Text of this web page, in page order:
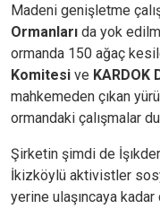
Madeni genişletme
Ormanları da yok
ormanda 150 ağaç
Komitesi ve KARDOK
mahkemeden çıkan
ormandaki çalışmalar
Şirketin şimdi de
İkizköylü aktivistler
yerine ulaşıncaya kadar